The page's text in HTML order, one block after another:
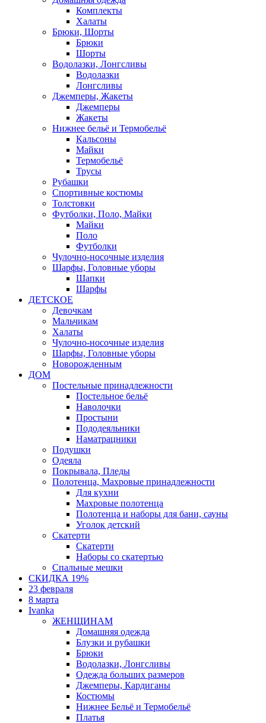
Комплекты
Халаты
Брюки, Шорты
Брюки
Шорты
Водолазки, Лонгсливы
Водолазки
Лонгсливы
Джемперы, Жакеты
Джемперы
Жакеты
Нижнее бельё и Термобельё
Кальсоны
Майки
Термобельё
Трусы
Рубашки
Спортивные костюмы
Толстовки
Футболки, Поло, Майки
Майки
Поло
Футболки
Чулочно-носочные изделия
Шарфы, Головные уборы
Шапки
Шарфы
ДЕТСКОЕ
Девочкам
Мальчикам
Халаты
Чулочно-носочные изделия
Шарфы, Головные уборы
Новорожденным
ДОМ
Постельные принадлежности
Постельное бельё
Наволочки
Простыни
Пододеяльники
Наматрацники
Подушки
Одеяла
Покрывала, Пледы
Полотенца, Махровые принадлежности
Для кухни
Махровые полотенца
Полотенца и наборы для бани, сауны
Уголок детский
Скатерти
Скатерти
Наборы со скатертью
Спальные мешки
СКИДКА 19%
23 февраля
8 марта
Ivanka
ЖЕНЩИНАМ
Домашняя одежда
Блузки и рубашки
Брюки
Водолазки, Лонгсливы
Одежда больших размеров
Джемперы, Кардиганы
Костюмы
Нижнее Бельё и Термобельё
Платья